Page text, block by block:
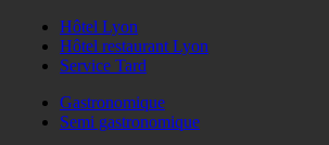
Hôtel Lyon
Hôtel restaurant Lyon
Service Tard
Gastronomique
Semi gastronomique